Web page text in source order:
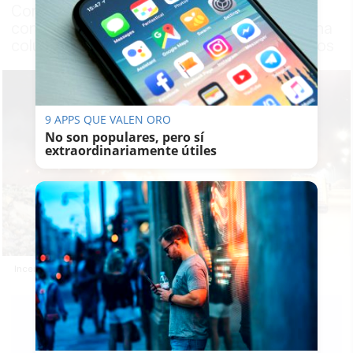
Complejo Ambiental Miramundo para
controlar las llamas que habían generado una
columna de humo visible desde varios puntos
Incendio en la planta de residuos Miramundo en Puerto Real.
PATRICIA
MERELLO
9 APPS QUE VALEN ORO
No son populares, pero sí
extraordinariamente útiles